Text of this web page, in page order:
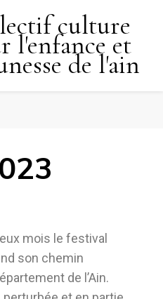
culture
l'enfance et
de l'ain
mois le festival
son chemin
de l’Ain.